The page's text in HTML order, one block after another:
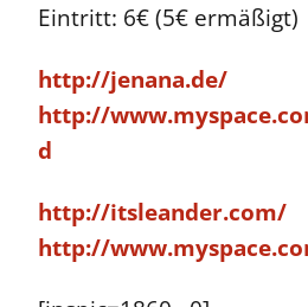
Eintritt: 6€ (5€ ermäßigt)
http://jenana.de/
http://
d
http://itsleander.com/
http://